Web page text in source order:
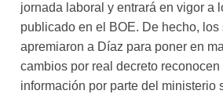
jornada laboral y entrará en vigor a
publicado en el BOE. De hecho,
apremiaron a Díaz para poner en
cambios por real decreto reconocen
información por parte del ministerio